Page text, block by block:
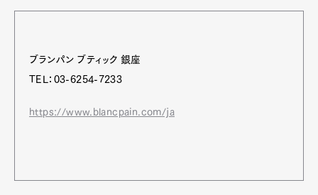
ブランパン ブティック 銀座
TEL：03-6254-7233
https://www.blancpain.com/ja